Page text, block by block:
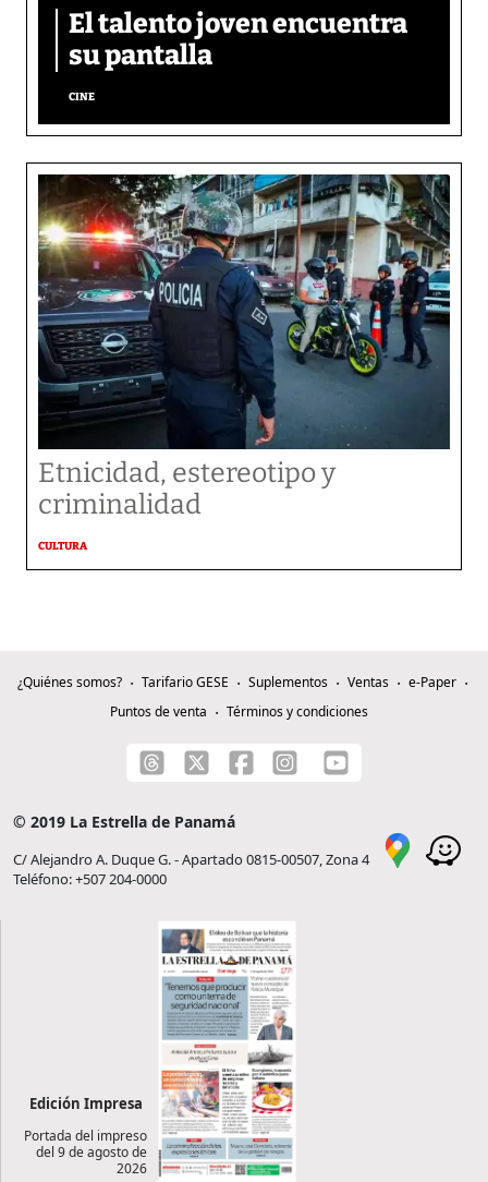
El talento joven encuentra
su pantalla​
CINE
Etnicidad, estereotipo y
criminalidad
CULTURA
¿Quiénes somos? Tarifario GESE Suplementos Ventas
e-Paper
Puntos de venta
Términos y condiciones
© 2019 La Estrella de Panamá
C/ Alejandro A. Duque G. - Apartado 0815-00507, Zona 4
Teléfono: +507 204-0000
Edición Impresa
Portada del impreso
del 9 de agosto de
2026